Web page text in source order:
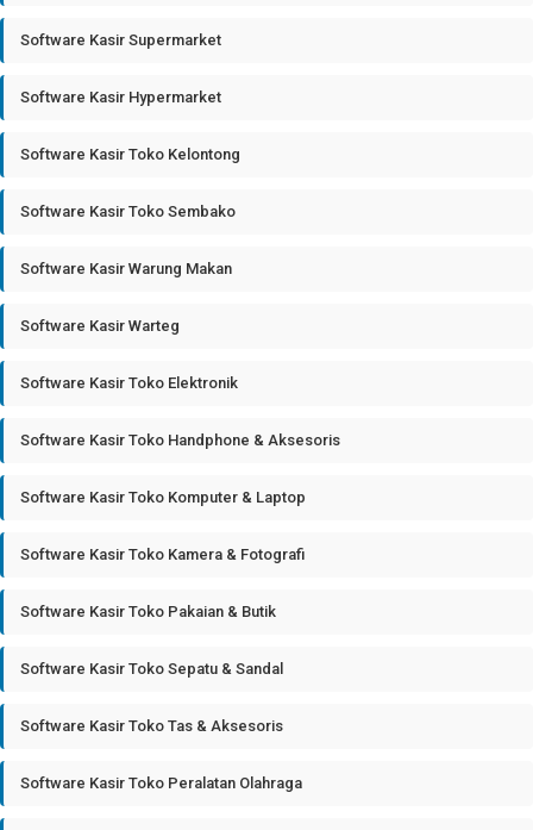
Software Kasir Supermarket
Software Kasir Hypermarket
Software Kasir Toko Kelontong
Software Kasir Toko Sembako
Software Kasir Warung Makan
Software Kasir Warteg
Software Kasir Toko Elektronik
Software Kasir Toko Handphone & Aksesoris
Software Kasir Toko Komputer & Laptop
Software Kasir Toko Kamera & Fotografi
Software Kasir Toko Pakaian & Butik
Software Kasir Toko Sepatu & Sandal
Software Kasir Toko Tas & Aksesoris
Software Kasir Toko Peralatan Olahraga